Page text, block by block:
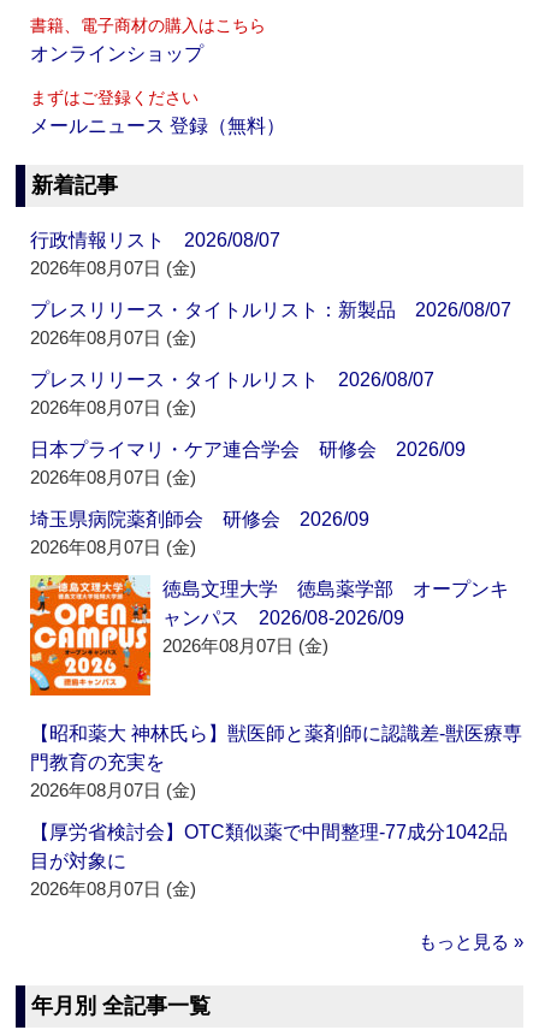
書籍、電子商材の購入はこちら
オンラインショップ
まずはご登録ください
メールニュース 登録（無料）
新着記事
行政情報リスト 2026/08/07
2026年08月07日 (金)
プレスリリース・タイトルリスト：新製品 2026/08/07
2026年08月07日 (金)
プレスリリース・タイトルリスト 2026/08/07
2026年08月07日 (金)
日本プライマリ・ケア連合学会 研修会 2026/09
2026年08月07日 (金)
埼玉県病院薬剤師会 研修会 2026/09
2026年08月07日 (金)
徳島文理大学 徳島薬学部 オープンキ
ャンパス 2026/08-2026/09
2026年08月07日 (金)
【昭和薬大 神林氏ら】獣医師と薬剤師に認識差‐獣医療専
門教育の充実を
2026年08月07日 (金)
【厚労省検討会】OTC類似薬で中間整理‐77成分1042品
目が対象に
2026年08月07日 (金)
もっと見る »
年月別 全記事一覧